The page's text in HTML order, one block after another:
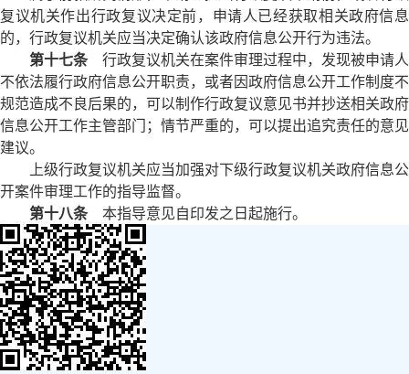
复议机关作出行政复议决定前，申请人已经获取相关政府信息
的，行政复议机关应当决定确认该政府信息公开行为违法。
第十七条行政复议机关在案件审理过程中，发现被申请人
不依法履行政府信息公开职责，或者因政府信息公开工作制度不
规范造成不良后果的，可以制作行政复议意见书并抄送相关政府
信息公开工作主管部门；情节严重的，可以提出追究责任的意见
建议。
上级行政复议机关应当加强对下级行政复议机关政府信息公
开案件审理工作的指导监督。
第十八条本指导意见自印发之日起施行。